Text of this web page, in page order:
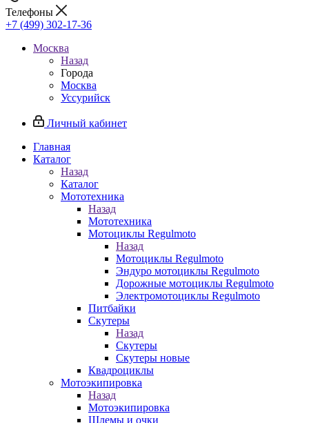
Телефоны
+7 (499) 302-17-36
Москва
Назад
Города
Москва
Уссурийск
Личный кабинет
Главная
Каталог
Назад
Каталог
Мототехника
Назад
Мототехника
Мотоциклы Regulmoto
Назад
Мотоциклы Regulmoto
Эндуро мотоциклы Regulmoto
Дорожные мотоциклы Regulmoto
Электромотоциклы Regulmoto
Питбайки
Скутеры
Назад
Скутеры
Скутеры новые
Квадроциклы
Мотоэкипировка
Назад
Мотоэкипировка
Шлемы и очки